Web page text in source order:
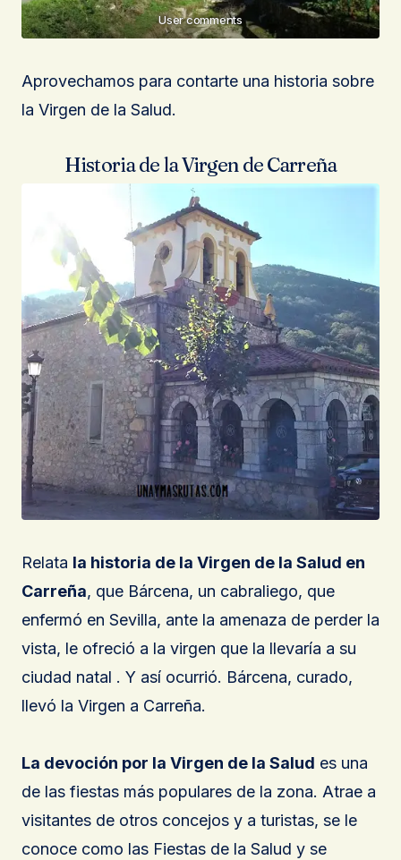
User comments
Aprovechamos para contarte una historia sobre
la Virgen de la Salud.
Historia de la Virgen de Carreña
Relata la historia de la Virgen de la Salud en
Carreña, que Bárcena, un cabraliego, que
enfermó en Sevilla, ante la amenaza de perder la
vista, le ofreció a la virgen que la llevaría a su
ciudad natal . Y así ocurrió. Bárcena, curado,
llevó la Virgen a Carreña.
La devoción por la Virgen de la Salud es una
de las fiestas más populares de la zona. Atrae a
visitantes de otros concejos y a turistas, se le
conoce como las Fiestas de la Salud y se